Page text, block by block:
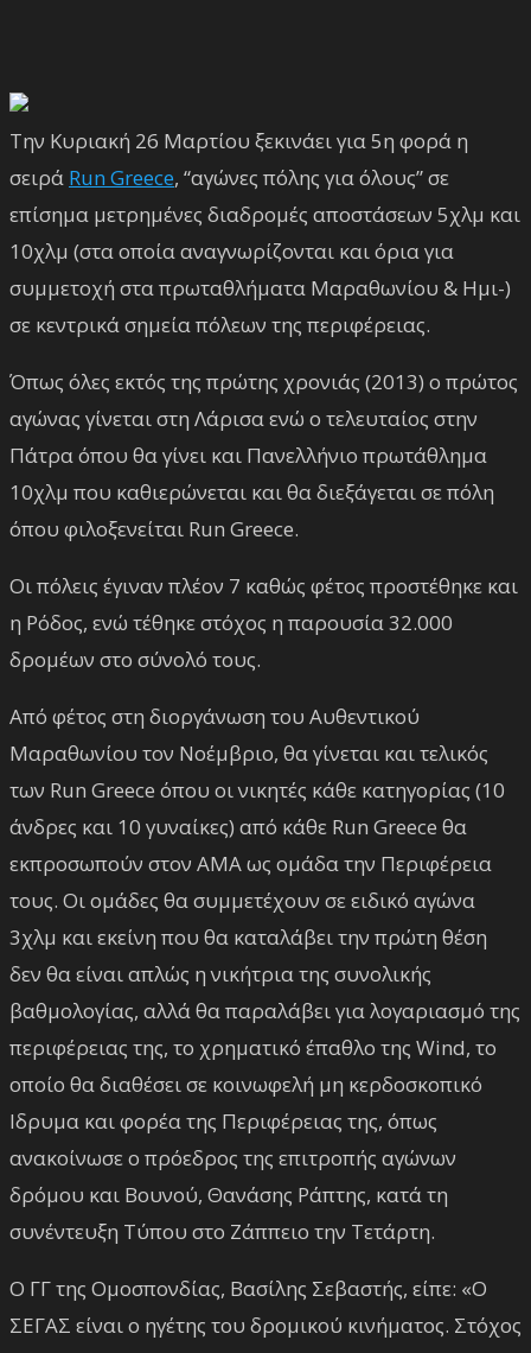
Την Κυριακή 26 Μαρτίου ξεκινάει για 5η φορά η
σειρά Run Greece, “αγώνες πόλης για όλους” σε
επίσημα μετρημένες διαδρομές αποστάσεων 5χλμ και
10χλμ (στα οποία αναγνωρίζονται και όρια για
συμμετοχή στα πρωταθλήματα Μαραθωνίου & Ημι-)
σε κεντρικά σημεία πόλεων της περιφέρειας.
Όπως όλες εκτός της πρώτης χρονιάς (2013) ο πρώτος
αγώνας γίνεται στη Λάρισα ενώ ο τελευταίος στην
Πάτρα όπου θα γίνει και Πανελλήνιο πρωτάθλημα
10χλμ που καθιερώνεται και θα διεξάγεται σε πόλη
όπου φιλοξενείται Run Greece.
Οι πόλεις έγιναν πλέον 7 καθώς φέτος προστέθηκε και
η Ρόδος, ενώ τέθηκε στόχος η παρουσία 32.000
δρομέων στο σύνολό τους.
Από φέτος στη διοργάνωση του Αυθεντικού
Μαραθωνίου τον Νοέμβριο, θα γίνεται και τελικός
των Run Greece όπου οι νικητές κάθε κατηγορίας (10
άνδρες και 10 γυναίκες) από κάθε Run Greece θα
εκπροσωπούν στον ΑΜΑ ως ομάδα την Περιφέρεια
τους. Οι ομάδες θα συμμετέχουν σε ειδικό αγώνα
3χλμ και εκείνη που θα καταλάβει την πρώτη θέση
δεν θα είναι απλώς η νικήτρια της συνολικής
βαθμολογίας, αλλά θα παραλάβει για λογαριασμό της
περιφέρειας της, το χρηματικό έπαθλο της Wind, το
οποίο θα διαθέσει σε κοινωφελή μη κερδοσκοπικό
Ιδρυμα και φορέα της Περιφέρειας της, όπως
ανακοίνωσε ο πρόεδρος της επιτροπής αγώνων
δρόμου και Βουνού, Θανάσης Ράπτης, κατά τη
συνέντευξη Τύπου στο Ζάππειο την Τετάρτη.
Ο ΓΓ της Ομοσπονδίας, Βασίλης Σεβαστής, είπε: «Ο
ΣΕΓΑΣ είναι ο ηγέτης του δρομικού κινήματος. Στόχος